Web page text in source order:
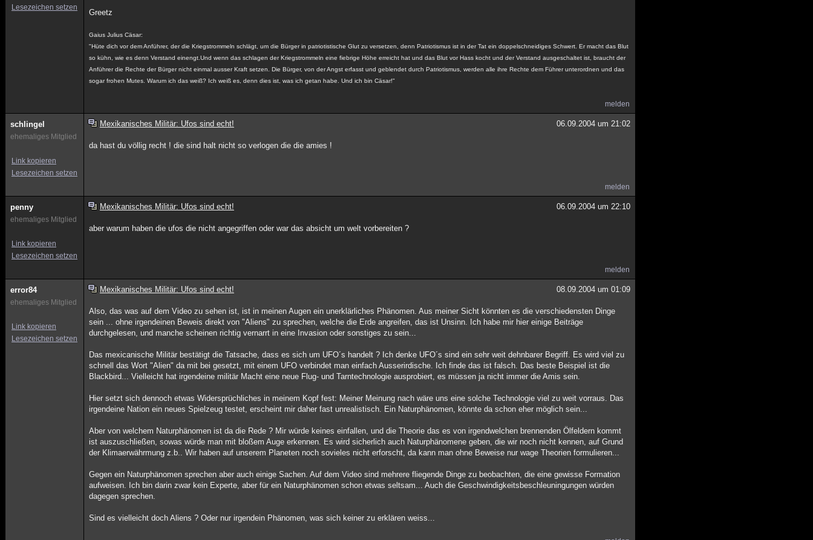
Lesezeichen setzen
Greetz
Gaius Julius Cäsar:
"Hüte dich vor dem Anführer, der die Kriegstrommeln schlägt, um die Bürger in patriotistische Glut zu versetzen, denn Patriotismus ist in der Tat ein doppelschneidiges Schwert. Er macht das Blut
so kühn, wie es denn Verstand einengt.Und wenn das schlagen der Kriegstrommeln eine fiebrige Höhe erreicht hat und das Blut vor Hass kocht und der Verstand ausgeschaltet ist, braucht der
Anführer die Rechte der Bürger nicht einmal ausser Kraft setzen. Die Bürger, von der Angst erfasst und geblendet durch Patriotismus, werden alle ihre Rechte dem Führer unterordnen und das
sogar frohen Mutes. Warum ich das weiß? Ich weiß es, denn dies ist, was ich getan habe. Und ich bin Cäsar!"
melden
schlingel
ehemaliges Mitglied
Link kopieren
Lesezeichen setzen
Mexikanisches Militär: Ufos sind echt! 06.09.2004 um 21:02
da hast du völlig recht ! die sind halt nicht so verlogen die die amies !
melden
penny
ehemaliges Mitglied
Link kopieren
Lesezeichen setzen
Mexikanisches Militär: Ufos sind echt! 06.09.2004 um 22:10
aber warum haben die ufos die nicht angegriffen oder war das absicht um welt vorbereiten ?
melden
error84
ehemaliges Mitglied
Link kopieren
Lesezeichen setzen
Mexikanisches Militär: Ufos sind echt! 08.09.2004 um 01:09
Also, das was auf dem Video zu sehen ist, ist in meinen Augen ein unerklärliches Phänomen. Aus meiner Sicht könnten es die verschiedensten Dinge
sein ... ohne irgendeinen Beweis direkt von "Aliens" zu sprechen, welche die Erde angreifen, das ist Unsinn. Ich habe mir hier einige Beiträge
durchgelesen, und manche scheinen richtig vernarrt in eine Invasion oder sonstiges zu sein...
Das mexicanische Militär bestätigt die Tatsache, dass es sich um UFO´s handelt ? Ich denke UFO´s sind ein sehr weit dehnbarer Begriff. Es wird viel zu
schnell das Wort "Alien" da mit bei gesetzt, mit einem UFO verbindet man einfach Ausserirdische. Ich finde das ist falsch. Das beste Beispiel ist die
Blackbird... Vielleicht hat irgendeine militär Macht eine neue Flug- und Tarntechnologie ausprobiert, es müssen ja nicht immer die Amis sein.
Hier setzt sich dennoch etwas Widersprüchliches in meinem Kopf fest: Meiner Meinung nach wäre uns eine solche Technologie viel zu weit vorraus. Das
irgendeine Nation ein neues Spielzeug testet, erscheint mir daher fast unrealistisch. Ein Naturphänomen, könnte da schon eher möglich sein...
Aber von welchem Naturphänomen ist da die Rede ? Mir würde keines einfallen, und die Theorie das es von irgendwelchen brennenden Ölfeldern kommt
ist auszuschließen, sowas würde man mit bloßem Auge erkennen. Es wird sicherlich auch Naturphänomene geben, die wir noch nicht kennen, auf Grund
der Klimaerwährmung z.b.. Wir haben auf unserem Planeten noch sovieles nicht erforscht, da kann man ohne Beweise nur wage Theorien formulieren...
Gegen ein Naturphänomen sprechen aber auch einige Sachen. Auf dem Video sind mehrere fliegende Dinge zu beobachten, die eine gewisse Formation
aufweisen. Ich bin darin zwar kein Experte, aber für ein Naturphänomen schon etwas seltsam... Auch die Geschwindigkeitsbeschleuningungen würden
dagegen sprechen.
Sind es vielleicht doch Aliens ? Oder nur irgendein Phänomen, was sich keiner zu erklären weiss...